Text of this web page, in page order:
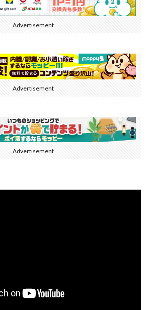
Advertisement
Advertisement
Advertisement